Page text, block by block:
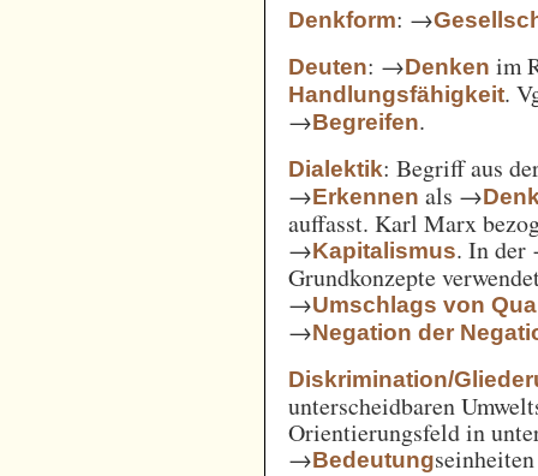
Denkform: →
Deuten: →Denken im
Handlungsfähigkeit.
→Begreifen.
Dialektik: Begriff aus
→Erkennen als →
auffasst. Karl Marx
→Kapitalismus. In
Grundkonzepte
→Umschlags von
→Negation der
Diskrimination/
unterscheidbaren
Orientierungsfeld in
→Bedeutung